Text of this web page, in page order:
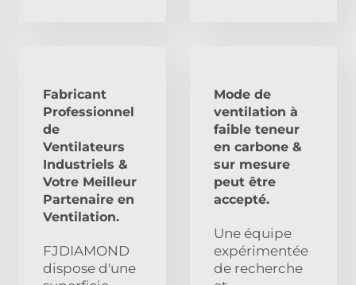
Fabricant
Professionnel
de
Ventilateurs
Industriels &
Votre Meilleur
Partenaire en
Ventilation.
FJDIAMOND
dispose d'une
Mode de
ventilation à
faible teneur
en carbone &
sur mesure
peut être
accepté.
Une équipe
expérimentée
de recherche